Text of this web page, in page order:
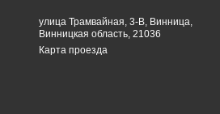
улица Трамвайная, 3-В, Винница,
Винницкая область, 21036
Карта проезда